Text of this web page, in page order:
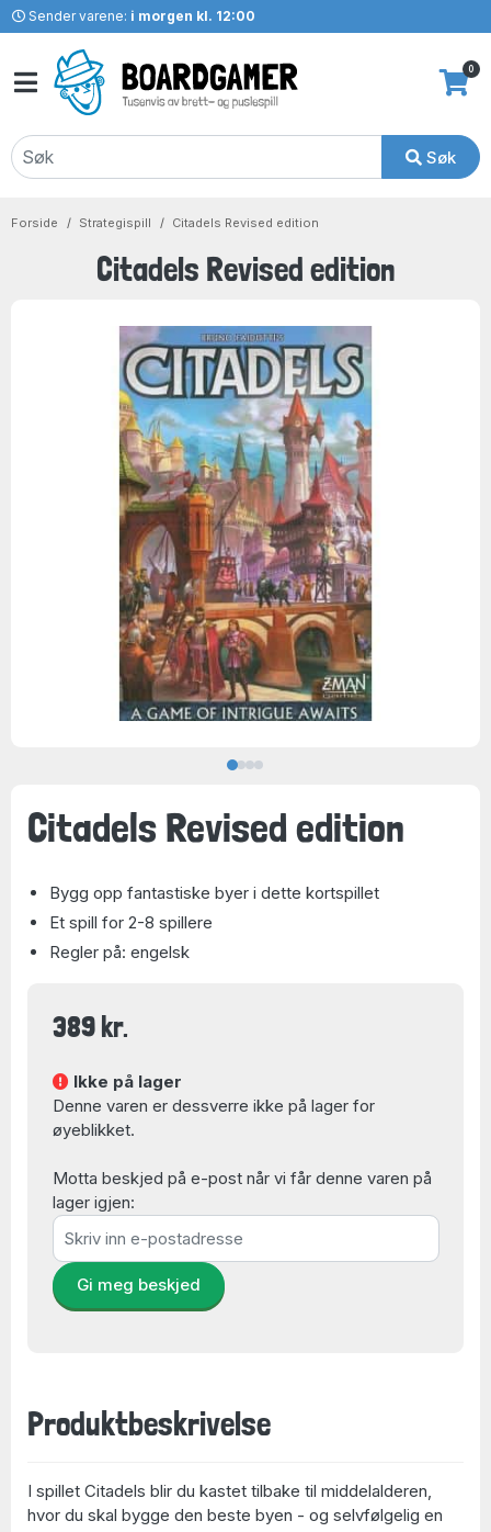
Sender varene: i morgen kl. 12:00
Søk
0
Forside Strategispill Citadels Revised edition
Citadels Revised edition
Citadels Revised edition
Bygg opp fantastiske byer i dette kortspillet
Et spill for 2-8 spillere
Regler på: engelsk
389 kr.
Ikke på lager
Denne varen er dessverre ikke på lager for
øyeblikket.
Motta beskjed på e-post når vi får denne varen på
lager igjen:
Gi meg beskjed
Produktbeskrivelse
I spillet Citadels blir du kastet tilbake til middelalderen,
hvor du skal bygge den beste byen - og selvfølgelig en